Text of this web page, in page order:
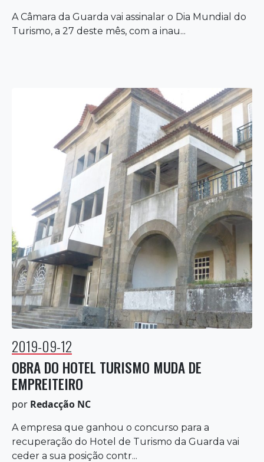
A Câmara da Guarda vai assinalar o Dia Mundial do
Turismo, a 27 deste mês, com a inau...
2019-09-12
OBRA DO HOTEL TURISMO MUDA DE
EMPREITEIRO
por Redacção NC
A empresa que ganhou o concurso para a
recuperação do Hotel de Turismo da Guarda vai
ceder a sua posição contr...